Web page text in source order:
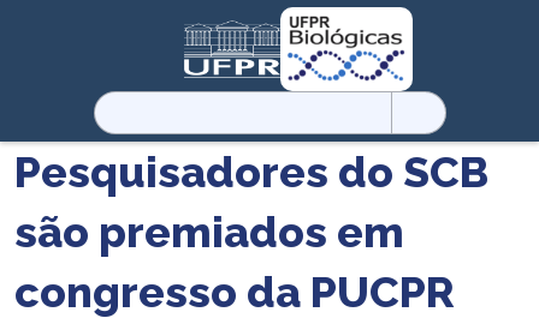
Pesquisar
por:
Pesquisadores do SCB
são premiados em
congresso da PUCPR